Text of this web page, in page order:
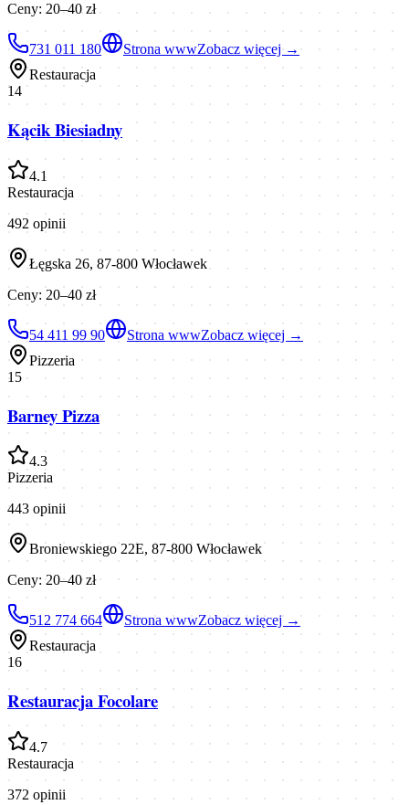
Ceny:20–40 zł
731 011 180 Strona wwwZobacz więcej →
Restauracja
14
Kącik Biesiadny
4.1
Restauracja
492 opinii
Łęgska 26, 87-800 Włocławek
Ceny: 20–40 zł
54 411 99 90 Strona wwwZobacz więcej →
Pizzeria
15
Barney Pizza
4.3
Pizzeria
443 opinii
Broniewskiego 22E, 87-800 Włocławek
Ceny:20–40 zł
512 774 664 Strona wwwZobacz więcej →
Restauracja
16
Restauracja Focolare
4.7
Restauracja
372 opinii